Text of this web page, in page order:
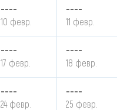
----
10 февр.
----
11 февр.
----
17 февр.
----
18 февр.
----
24 февр.
----
25 февр.